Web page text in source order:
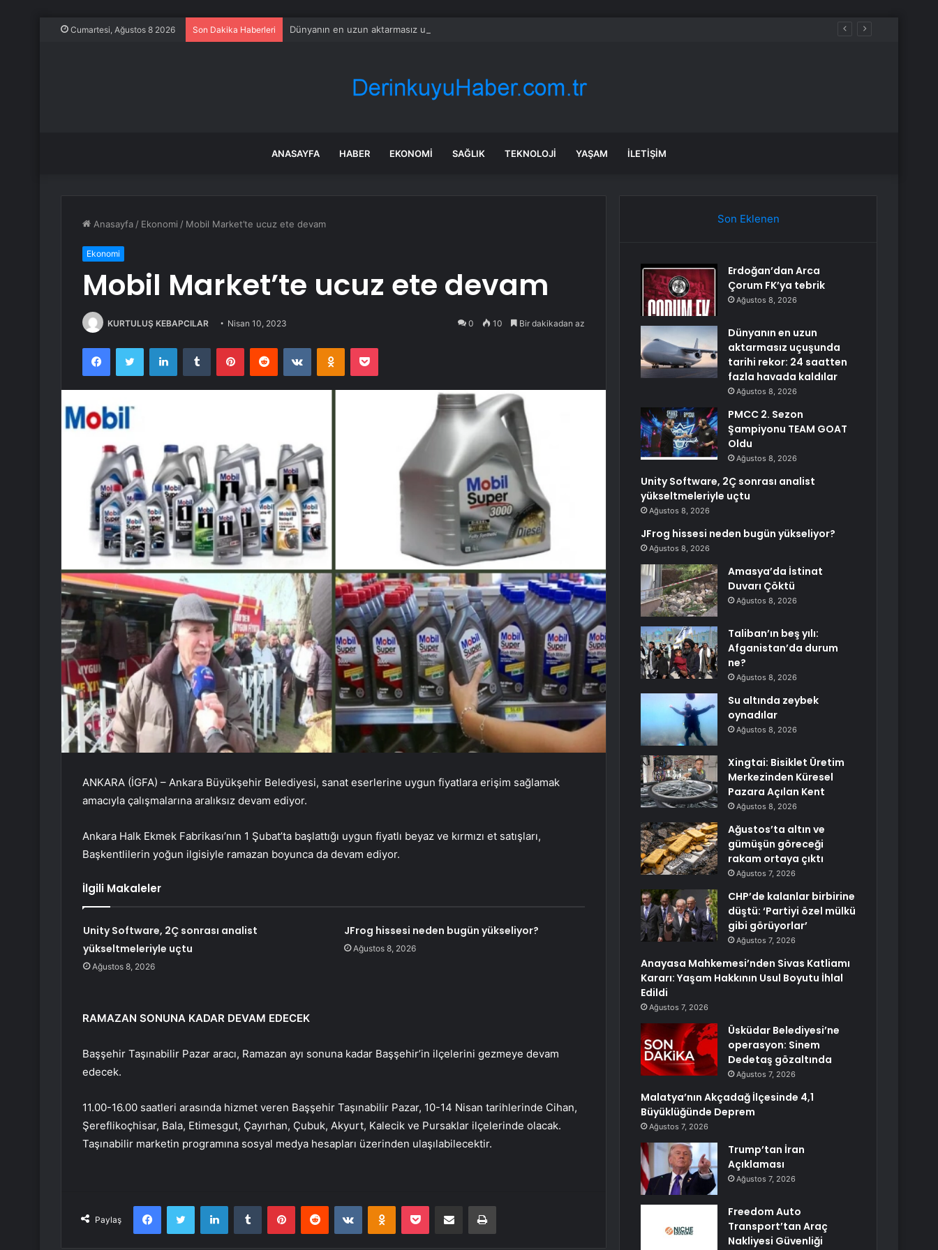
Cumartesi, Ağustos 8 2026 Son Dakika Haberleri Dünyanın en uzun aktarmasız uçuşunda tarihi rekor: 24 saatten fazla havada kaldılar
ANASAYFA HABER EKONOMI SAĞLIK TEKNOLOJI YAŞAM İLETIŞIM
Anasayfa / Ekonomi / Mobil Market’te ucuz ete devam
Ekonomi
Mobil Market’te ucuz ete devam
KURTULUŞ KEBAPCILAR Nisan 10, 2023 0 10 Bir dakikadan az
FacebookTwitter LinkedInTumblr PinterestReddit VKontakteOdnoklassniki
Pocket
ANKARA (İGFA) – Ankara Büyükşehir Belediyesi, sanat eserlerine uygun fiyatlara erişim sağlamak
amacıyla çalışmalarına aralıksız devam ediyor.
Ankara Halk Ekmek Fabrikası’nın 1 Şubat’ta başlattığı uygun fiyatlı beyaz ve kırmızı et satışları,
Başkentlilerin yoğun ilgisiyle ramazan boyunca da devam ediyor.
İlgili Makaleler
Unity Software, 2Ç sonrası analist
yükseltmeleriyle uçtu
Ağustos 8, 2026
JFrog hissesi neden bugün yükseliyor?
Ağustos 8, 2026
RAMAZAN SONUNA KADAR DEVAM EDECEK
Başşehir Taşınabilir Pazar aracı, Ramazan ayı sonuna kadar Başşehir’in ilçelerini gezmeye devam
edecek.
11.00-16.00 saatleri arasında hizmet veren Başşehir Taşınabilir Pazar, 10-14 Nisan tarihlerinde Cihan,
Şereflikoçhisar, Bala, Etimesgut, Çayırhan, Çubuk, Akyurt, Kalecik ve Pursaklar ilçelerinde olacak.
Taşınabilir marketin programına sosyal medya hesapları üzerinden ulaşılabilecektir.
Paylaş
FacebookTwitter LinkedInTumblr PinterestReddit VKontakteOdnoklassniki
Pocket E-Posta ile paylaş Yazdır
Son Eklenen
Erdoğan’dan Arca
Çorum FK’ya tebrik
Ağustos 8, 2026
Dünyanın en uzun
aktarmasız uçuşunda
tarihi rekor: 24 saatten
fazla havada kaldılar
Ağustos 8, 2026
PMCC 2. Sezon
Şampiyonu TEAM GOAT
Oldu
Ağustos 8, 2026
Unity Software, 2Ç sonrası analist
yükseltmeleriyle uçtu
Ağustos 8, 2026
JFrog hissesi neden bugün yükseliyor?
Ağustos 8, 2026
Amasya’da İstinat
Duvarı Çöktü
Ağustos 8, 2026
Taliban’ın beş yılı:
Afganistan’da durum
ne?
Ağustos 8, 2026
Su altında zeybek
oynadılar
Ağustos 8, 2026
Xingtai: Bisiklet Üretim
Merkezinden Küresel
Pazara Açılan Kent
Ağustos 8, 2026
Ağustos’ta altın ve
gümüşün göreceği
rakam ortaya çıktı
Ağustos 7, 2026
CHP’de kalanlar birbirine
düştü: ‘Partiyi özel mülkü
gibi görüyorlar’
Ağustos 7, 2026
Anayasa Mahkemesi’nden Sivas Katliamı
Kararı: Yaşam Hakkının Usul Boyutu İhlal
Edildi
Ağustos 7, 2026
Üsküdar Belediyesi’ne
operasyon: Sinem
Dedetaş gözaltında
Ağustos 7, 2026
Malatya’nın Akçadağ İlçesinde 4,1
Büyüklüğünde Deprem
Ağustos 7, 2026
Trump’tan İran
Açıklaması
Ağustos 7, 2026
Freedom Auto
Transport’tan Araç
Nakliyesi Güvenliği